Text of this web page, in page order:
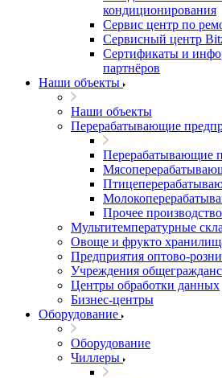
кондиционирования
Сервис центр по
Сервисный центр
Сертификаты и
партнёров
Наши объекты
Наши объекты
Перерабатывающие
Перерабатывающие
Прочее производство
Мультитемпературные
Овоще и фрукто
Предприятия оптово-
Учреждения
Центры обработки данных
Бизнес-центры
Оборудование
Оборудование
Чиллеры